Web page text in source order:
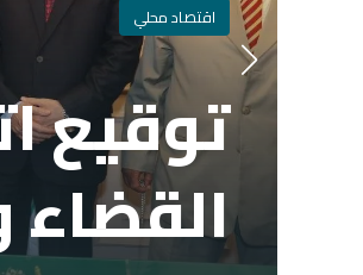
اقتصاد محلي
توقيع
القضاء